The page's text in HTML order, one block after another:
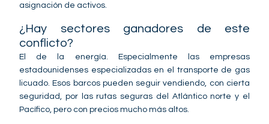
asignación de activos.
¿Hay sectores ganadores de este
conflicto?
El de la energía. Especialmente las empresas
estadounidenses especializadas en el transporte de gas
licuado. Esos barcos pueden seguir vendiendo, con cierta
seguridad, por las rutas seguras del Atlántico norte y el
Pacífico, pero con precios mucho más altos.